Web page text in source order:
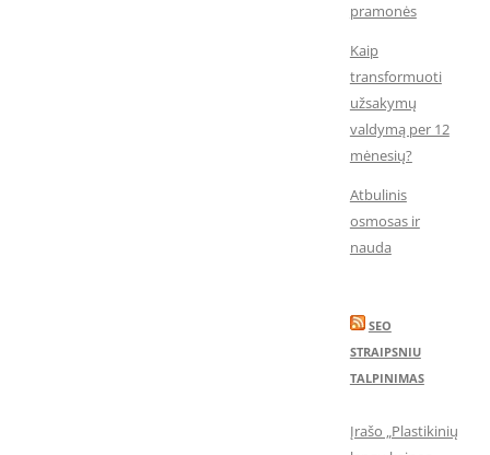
pramonės
Kaip
transformuoti
užsakymų
valdymą per 12
mėnesių?
Atbulinis
osmosas ir
nauda
SEO
STRAIPSNIU
TALPINIMAS
Įrašo „Plastikinių